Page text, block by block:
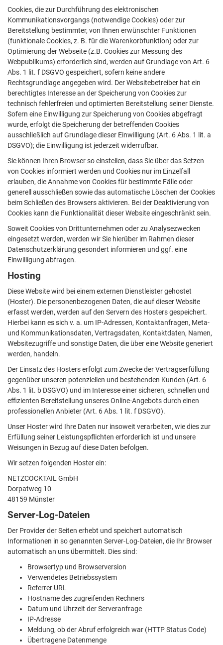
Cookies, die zur Durchführung des elektronischen
Kommunikationsvorgangs (notwendige Cookies) oder zur
Bereitstellung bestimmter, von Ihnen erwünschter Funktionen
(funktionale Cookies, z. B. für die Warenkorbfunktion) oder zur
Optimierung der Webseite (z.B. Cookies zur Messung des
Webpublikums) erforderlich sind, werden auf Grundlage von Art. 6
Abs. 1 lit. f DSGVO gespeichert, sofern keine andere
Rechtsgrundlage angegeben wird. Der Websitebetreiber hat ein
berechtigtes Interesse an der Speicherung von Cookies zur
technisch fehlerfreien und optimierten Bereitstellung seiner Dienste.
Sofern eine Einwilligung zur Speicherung von Cookies abgefragt
wurde, erfolgt die Speicherung der betreffenden Cookies
ausschließlich auf Grundlage dieser Einwilligung (Art. 6 Abs. 1 lit. a
DSGVO); die Einwilligung ist jederzeit widerrufbar.
Sie können Ihren Browser so einstellen, dass Sie über das Setzen
von Cookies informiert werden und Cookies nur im Einzelfall
erlauben, die Annahme von Cookies für bestimmte Fälle oder
generell ausschließen sowie das automatische Löschen der Cookies
beim Schließen des Browsers aktivieren. Bei der Deaktivierung von
Cookies kann die Funktionalität dieser Website eingeschränkt sein.
Soweit Cookies von Drittunternehmen oder zu Analysezwecken
eingesetzt werden, werden wir Sie hierüber im Rahmen dieser
Datenschutzerklärung gesondert informieren und ggf. eine
Einwilligung abfragen.
Hosting
Diese Website wird bei einem externen Dienstleister gehostet
(Hoster). Die personenbezogenen Daten, die auf dieser Website
erfasst werden, werden auf den Servern des Hosters gespeichert.
Hierbei kann es sich v. a. um IP-Adressen, Kontaktanfragen, Meta-
und Kommunikationsdaten, Vertragsdaten, Kontaktdaten, Namen,
Websitezugriffe und sonstige Daten, die über eine Website generiert
werden, handeln.
Der Einsatz des Hosters erfolgt zum Zwecke der Vertragserfüllung
gegenüber unseren potenziellen und bestehenden Kunden (Art. 6
Abs. 1 lit. b DSGVO) und im Interesse einer sicheren, schnellen und
effizienten Bereitstellung unseres Online-Angebots durch einen
professionellen Anbieter (Art. 6 Abs. 1 lit. f DSGVO).
Unser Hoster wird Ihre Daten nur insoweit verarbeiten, wie dies zur
Erfüllung seiner Leistungspflichten erforderlich ist und unsere
Weisungen in Bezug auf diese Daten befolgen.
Wir setzen folgenden Hoster ein:
NETZCOCKTAIL GmbH
Dorpatweg 10
48159 Münster
Server-Log-Dateien
Der Provider der Seiten erhebt und speichert automatisch
Informationen in so genannten Server-Log-Dateien, die Ihr Browser
automatisch an uns übermittelt. Dies sind:
Browsertyp und Browserversion
Verwendetes Betriebssystem
Referrer URL
Hostname des zugreifenden Rechners
Datum und Uhrzeit der Serveranfrage
IP-Adresse
Meldung, ob der Abruf erfolgreich war (HTTP Status Code)
Übertragene Datenmenge